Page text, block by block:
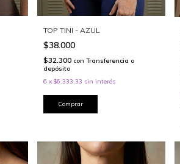
TOP TINI - AZUL
$38.000
$32.300 con Transferencia o
depósito
6 x $6.333,33 sin interés
Comprar